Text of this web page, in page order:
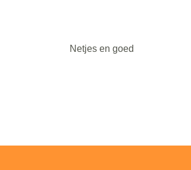
Netjes en goed